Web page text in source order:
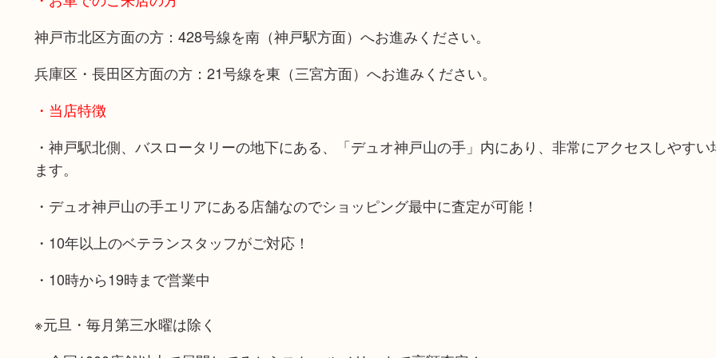
神戸市北区方面の方：428号線を南（神戸駅方面）へお進みください。
兵庫区・長田区方面の方：21号線を東（三宮方面）へお進みください。
・当店特徴
・神戸駅北側、バスロータリーの地下にある、「デュオ神戸山の手」内にあり、非常にアクセスしやすい
ます。
・デュオ神戸山の手エリアにある店舗なのでショッピング最中に査定が可能！
・10年以上のベテランスタッフがご対応！
・10時から19時まで営業中
※元旦・毎月第三水曜は除く